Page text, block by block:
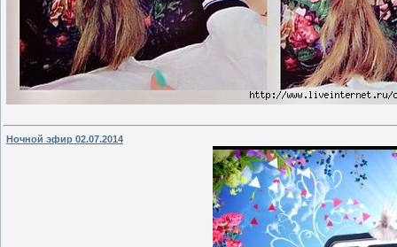
Ночной эфир 02.07.2014